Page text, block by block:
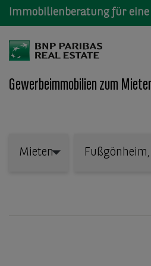
Immobilienberatung für
Gewerbeimmobilien zum
Mieten